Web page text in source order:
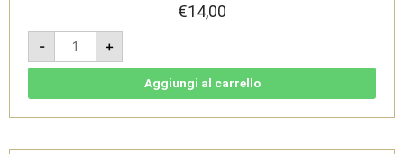
€14,00
-
Cervidoni
2022
-
Rosso
Tenuta
+
Aggiungi al carrello